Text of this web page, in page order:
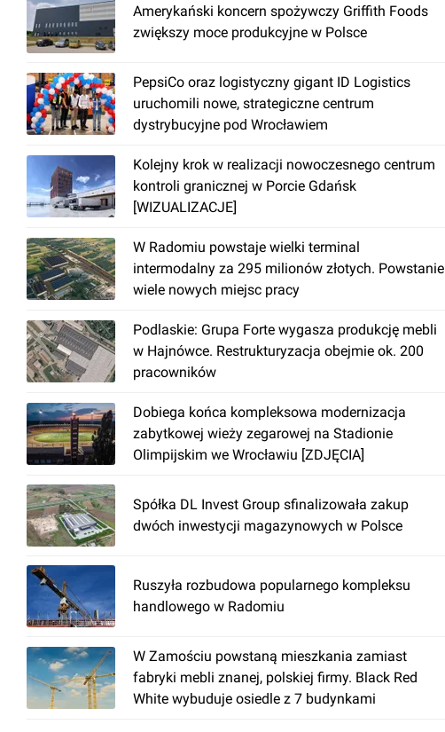
Amerykański koncern spożywczy Griffith Foods
zwiększy moce produkcyjne w Polsce
PepsiCo oraz logistyczny gigant ID Logistics
uruchomili nowe, strategiczne centrum
dystrybucyjne pod Wrocławiem
Kolejny krok w realizacji nowoczesnego centrum
kontroli granicznej w Porcie Gdańsk
[WIZUALIZACJE]
W Radomiu powstaje wielki terminal
intermodalny za 295 milionów złotych. Powstanie
wiele nowych miejsc pracy
Podlaskie: Grupa Forte wygasza produkcję mebli
w Hajnówce. Restrukturyzacja obejmie ok. 200
pracowników
Dobiega końca kompleksowa modernizacja
zabytkowej wieży zegarowej na Stadionie
Olimpijskim we Wrocławiu [ZDJĘCIA]
Spółka DL Invest Group sfinalizowała zakup
dwóch inwestycji magazynowych w Polsce
Ruszyła rozbudowa popularnego kompleksu
handlowego w Radomiu
W Zamościu powstaną mieszkania zamiast
fabryki mebli znanej, polskiej firmy. Black Red
White wybuduje osiedle z 7 budynkami